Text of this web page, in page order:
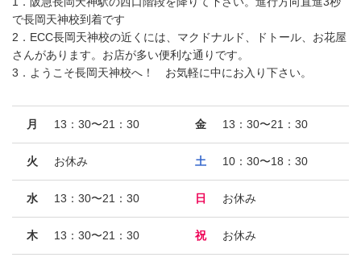
で長岡天神校到着です
2．ECC長岡天神校の近くには、マクドナルド、ドトール、お花屋
さんがあります。お店が多い便利な通りです。
3．ようこそ長岡天神校へ！ お気軽に中にお入り下さい。
月 13：30〜21：30
火 お休み
水 13：30〜21：30
木 13：30〜21：30
金 13：30〜21：30
土 10：30〜18：30
日 お休み
祝 お休み